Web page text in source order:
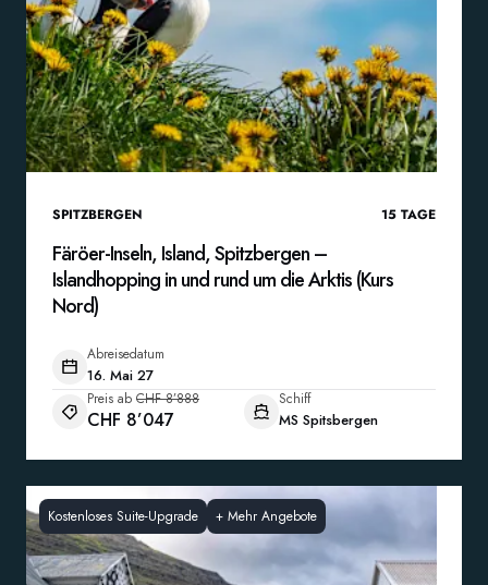
SPITZBERGEN 15 TAGE
Färöer-Inseln, Island, Spitzbergen –
Islandhopping in und rund um die Arktis (Kurs
Nord)
Abreisedatum
16. Mai 27
Preis ab CHF 8’888
CHF 8’047
Schiff
MS Spitsbergen
Kostenloses Suite-Upgrade + Mehr Angebote